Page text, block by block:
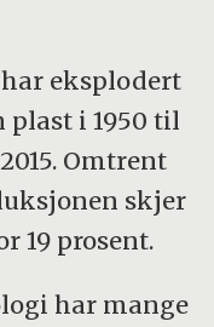
eksplodert
i 1950 til
Omtrent
skjer
19 prosent.
har mange